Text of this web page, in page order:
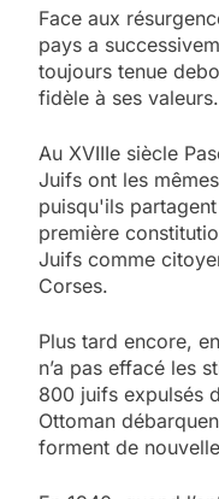
Face aux
pays a
toujours tenue
fidèle à ses valeurs.
Au XVIIIe siècle
Juifs ont les
puisqu'ils
première
Juifs comme
Corses.
Plus tard encore,
n’a pas effacé les
800 juifs expulsés
Ottoman
forment de